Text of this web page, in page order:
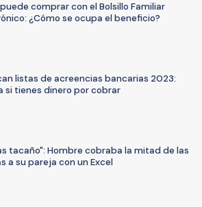
puede comprar con el Bolsillo Familiar
¿Cómo se ocupa el beneficio?
listas de acreencias bancarias 2023:
si tienes dinero por cobrar
tacaño": Hombre cobraba la mitad de las
a su pareja con un Excel